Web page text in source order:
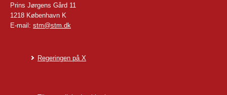
Prins Jørgens Gård 11
1218 København K
E-mail: stm@stm.dk
Regeringen på X